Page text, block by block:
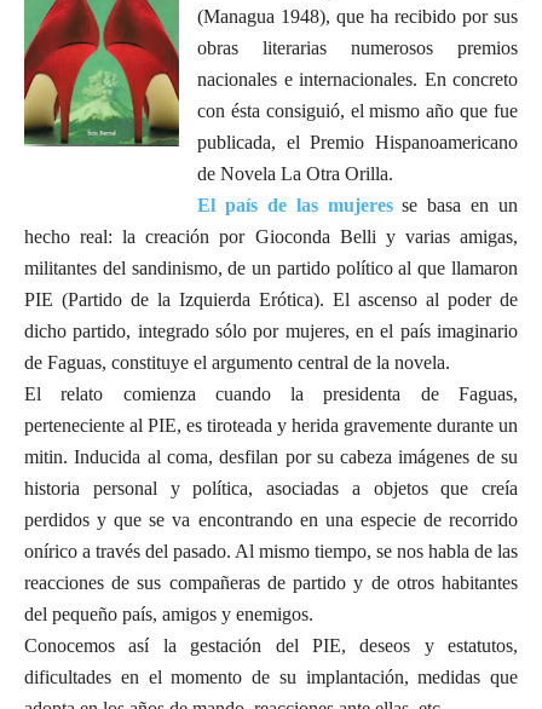
(Managua 1948), que ha recibido por sus
obras literarias numerosos premios
nacionales e internacionales. En concreto
con ésta consiguió, el mismo año que fue
publicada, el Premio Hispanoamericano
de Novela La Otra Orilla.
El país de las mujeres se basa en un
hecho real: la creación por Gioconda Belli y varias amigas,
militantes del sandinismo, de un partido político al que llamaron
PIE (Partido de la Izquierda Erótica). El ascenso al poder de
dicho partido, integrado sólo por mujeres, en el país imaginario
de Faguas, constituye el argumento central de la novela.
El relato comienza cuando la presidenta de Faguas,
perteneciente al PIE, es tiroteada y herida gravemente durante un
mitin. Inducida al coma, desfilan por su cabeza imágenes de su
historia personal y política, asociadas a objetos que creía
perdidos y que se va encontrando en una especie de recorrido
onírico a través del pasado. Al mismo tiempo, se nos habla de las
reacciones de sus compañeras de partido y de otros habitantes
del pequeño país, amigos y enemigos.
Conocemos así la gestación del PIE, deseos y estatutos,
dificultades en el momento de su implantación, medidas que